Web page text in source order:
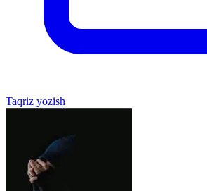
Taqriz yozish